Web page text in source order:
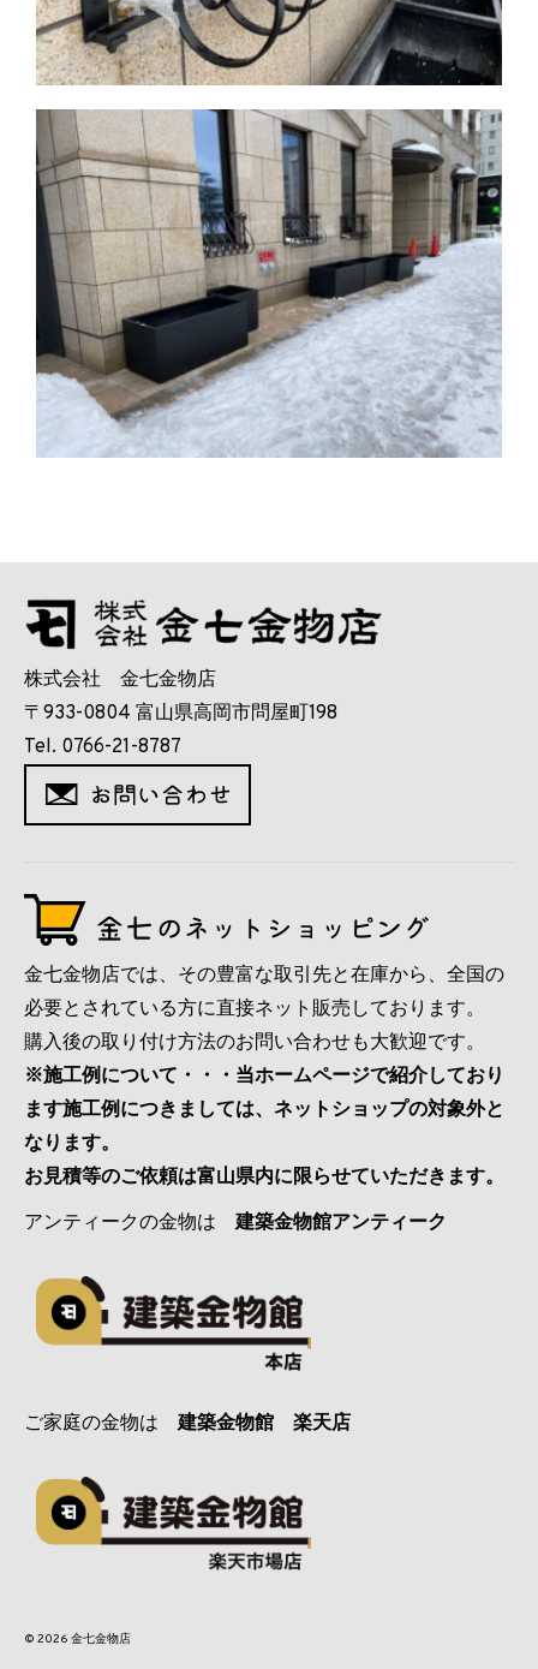
株式会社 金七金物店
〒933-0804 富山県高岡市問屋町198
Tel. 0766-21-8787
金七金物店では、その豊富な取引先と在庫から、全国の
必要とされている方に直接ネット販売しております。
購入後の取り付け方法のお問い合わせも大歓迎です。
※施工例について・・・当ホームページで紹介しており
ます施工例につきましては、ネットショップの対象外と
なります。
お見積等のご依頼は富山県内に限らせていただきます。
アンティークの金物は建築金物館アンティーク
ご家庭の金物は建築金物館 楽天店
© 2026 金七金物店